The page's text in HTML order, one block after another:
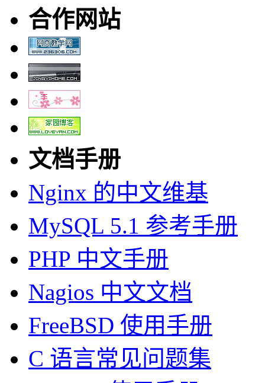
合作网站
文档手册
Nginx 的中文维基
MySQL 5.1 参考手册
PHP 中文手册
Nagios 中文文档
FreeBSD 使用手册
C 语言常见问题集